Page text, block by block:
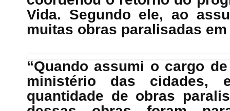
Vida. Segundo ele, ao
muitas obras paralisadas
“Quando assumi o cargo
ministério das cidades,
quantidade de obras